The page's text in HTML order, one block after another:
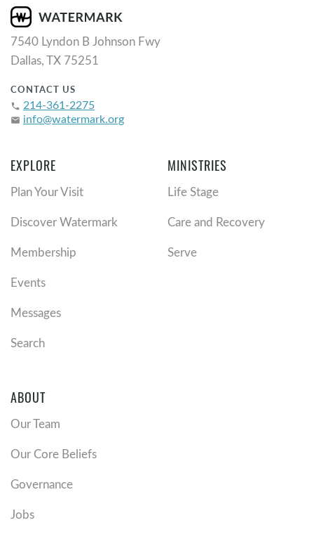
7540 Lyndon B Johnson Fwy
Dallas, TX 75251
CONTACT US
phone 214-361-2275
email info@watermark.org
EXPLORE
Plan Your Visit
Discover Watermark
Membership
Events
Messages
Search
MINISTRIES
Life Stage
Care and Recovery
Serve
ABOUT
Our Team
Our Core Beliefs
Governance
Jobs